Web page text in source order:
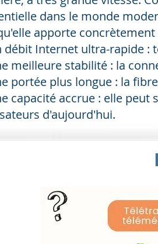
dans le monde
apporte concrètement
débit Internet ultra-rapide :
meilleure stabilité : la
portée plus longue : la
capacité accrue : elle
d'aujourd'hui.